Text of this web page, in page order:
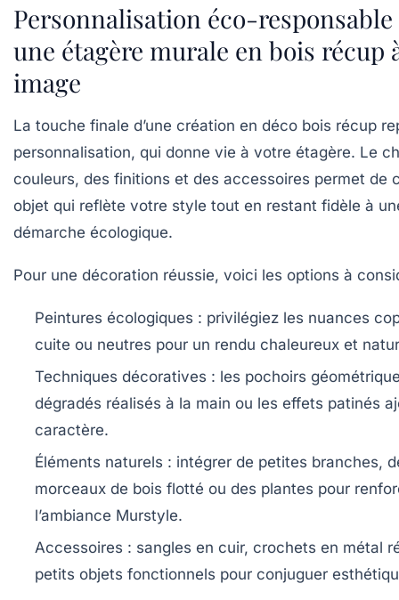
Personnalisation éco-
une étagère murale en bois récup
image
La touche finale d’une création en déco bois récup
personnalisation, qui donne vie à votre étagère. Le
couleurs, des finitions et des accessoires permet de
objet qui reflète votre style tout en restant fidèle à
démarche écologique.
Pour une décoration réussie, voici les options à
Peintures écologiques : privilégiez les nuances
cuite ou neutres pour un rendu chaleureux et
Techniques décoratives : les pochoirs
dégradés réalisés à la main ou les effets patinés
caractère.
Éléments naturels : intégrer de petites branches,
morceaux de bois flotté ou des plantes pour
l’ambiance Murstyle.
Accessoires : sangles en cuir, crochets en métal
petits objets fonctionnels pour conjuguer